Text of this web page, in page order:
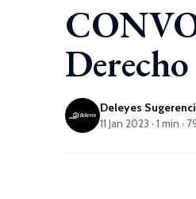
Deleyes
11 Jan 2023 · 1 min ·